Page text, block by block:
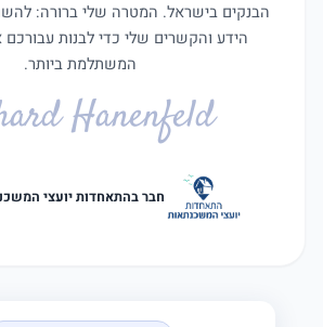
הבנקים בישראל. המטרה שלי ברורה:
הידע והקשרים שלי כדי לבנות
המשתלמת ביותר.
Hanenfeld
חבר בהתאחדות יועצי